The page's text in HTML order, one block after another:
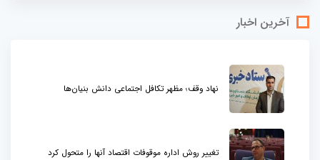
آخرین اخبار
نهاد وقف؛ مظهر تکافل اجتماعی دانش بنیان‌ها
تغییر روش اداره موقوفات اقتصاد آنها را متحول کرد